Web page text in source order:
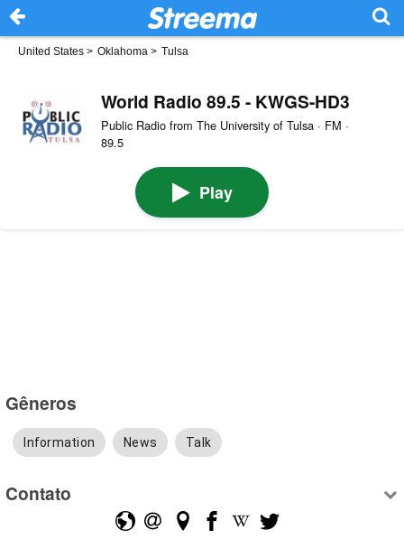
United States > Oklahoma > Tulsa
World Radio 89.5 - KWGS-HD3
Public Radio from The University of Tulsa · FM ·
89.5
Play
Gêneros
Information News Talk
Contato